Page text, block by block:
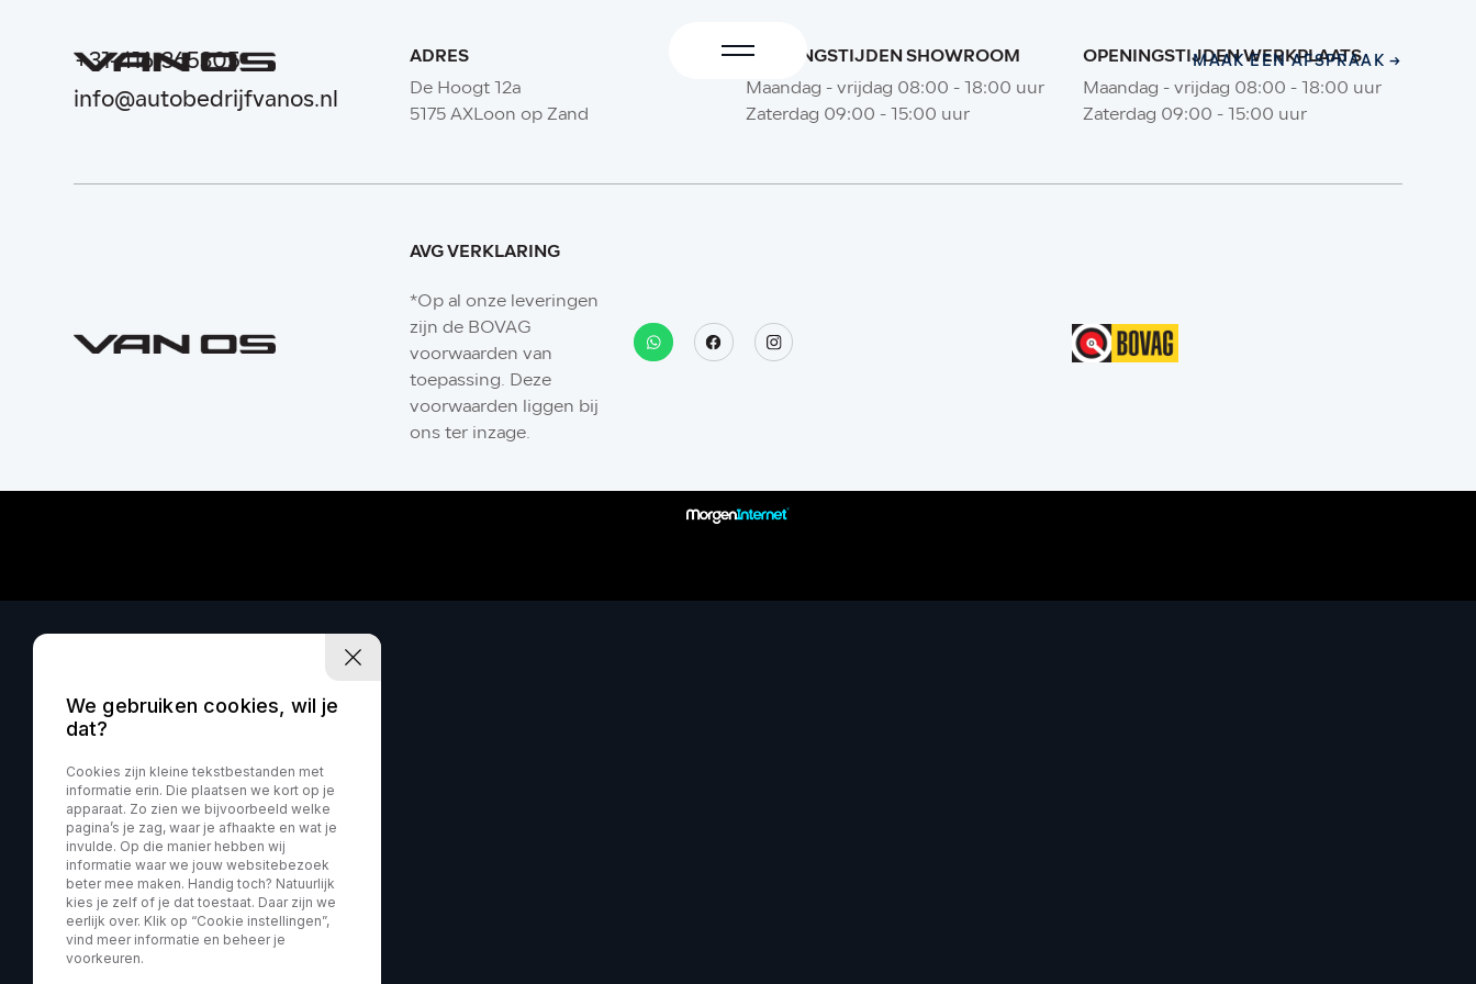
MAAK EEN AFSPRAAK
MAAK EEN AFSPRAAK
+31-416-365305
info@autobedrijfvanos.nl
ADRES
De Hoogt 12a
5175 AXLoon op Zand
OPENINGSTIJDEN SHOWROOM
Maandag - vrijdag 08:00 - 18:00 uur
Zaterdag 09:00 - 15:00 uur
OPENINGSTIJDEN WERKPLAATS
Maandag - vrijdag 08:00 - 18:00 uur
Zaterdag 09:00 - 15:00 uur
AVG VERKLARING
*Op al onze leveringen
zijn de BOVAG
voorwaarden van
toepassing. Deze
voorwaarden liggen bij
ons ter inzage.
We gebruiken cookies, wil je
dat?
Cookies zijn kleine tekstbestanden met
informatie erin. Die plaatsen we kort op je
apparaat. Zo zien we bijvoorbeeld welke
pagina’s je zag, waar je afhaakte en wat je
invulde. Op die manier hebben wij
informatie waar we jouw websitebezoek
beter mee maken. Handig toch? Natuurlijk
kies je zelf of je dat toestaat. Daar zijn we
eerlijk over. Klik op “Cookie instellingen”,
vind meer informatie en beheer je
voorkeuren.